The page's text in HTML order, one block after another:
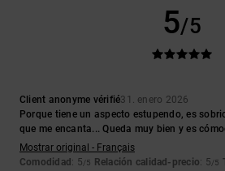
5/5
Client anonyme vérifié31. enero 2026
Porque tiene un aspecto estupendo, es
que me encanta... Queda muy bien y es
Mostrar original - Français
Comodidad : 5/5 Relación calidad-precio: 5/5